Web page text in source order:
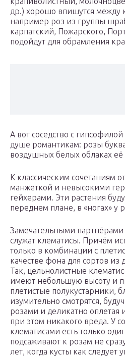
др.) хорошо впишутся между
например роз из группы
карпатский, Пожарского,
подойдут для обрамления
А вот соседство с
душе романтикам: розы
воздушных белых облаках её
К классическим сочетаниям
манжеткой и невысокими
гейхерами. Эти растения
перед­нем плане, в «ногах» у
Замечательными
служат клематисы. Причём
только в комбинации с
качестве фона для сортов из
Так, цельнолистные
имеют небольшую высоту и
плетистые полукустарники,
изумительно смотрятся,
розами и деликатно оплетая
при этом никакого вреда. У
клематисами есть только
подсаживают к розам не
лет, когда кусты как следует